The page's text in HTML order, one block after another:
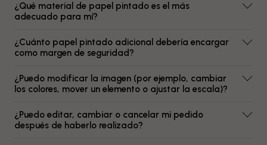
¿Qué material de papel pintado es el más
adecuado para mí?
¿Cuánto papel pintado adicional debería encargar
como margen de seguridad?
¿Puedo modificar la imagen (por ejemplo, cambiar
los colores, mover un elemento o ajustar la escala)?
¿Puedo editar, cambiar o cancelar mi pedido
después de haberlo realizado?